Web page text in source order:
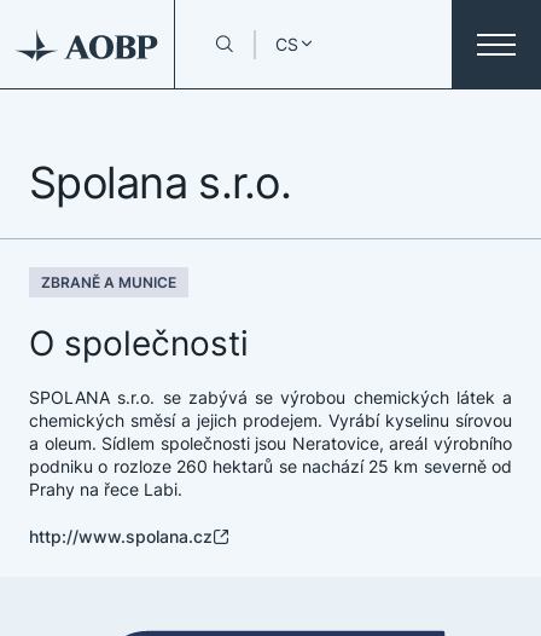
CS
Spolana s.r.o.
ZBRANĚ A MUNICE
O společnosti
SPOLANA s.r.o. se zabývá se výrobou chemických látek a
chemických směsí a jejich prodejem. Vyrábí kyselinu sírovou
a oleum. Sídlem společnosti jsou Neratovice, areál výrobního
podniku o rozloze 260 hektarů se nachází 25 km severně od
Prahy na řece Labi.
http://www.spolana.cz​